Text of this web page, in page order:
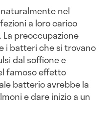
nel
a loro carico
. La preoccupazione
i batteri che si trovano
dal soffione e
famoso effetto
batterio avrebbe la
e dare inizio a un